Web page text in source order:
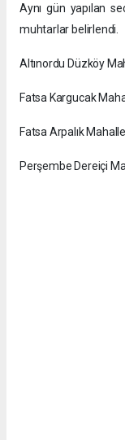
Aynı gün yapılan
muhtarlar belirlendi.
Altınordu Düzköy
Fatsa Kargucak
Fatsa Arpalık
Perşembe Dereiçi